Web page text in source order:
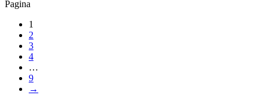
Pagina
1
2
3
4
…
9
→